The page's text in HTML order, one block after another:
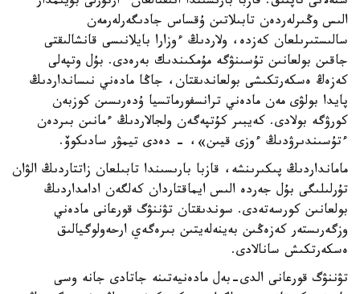
الىس وڭىرلەردەن تابىلاتىن ۇقساس جادىگەرلەرمەن
سالىستىرىلعان كەزدە، ولاردىڭ ءوزارا بايلانىسى قانشالىقتى
جاقىن بولعانىن تۇسىنۋگە مۇمكىندىك بەرەدى. بۇل وتپەلى
كەزەڭ ەسكەرتكىشى بولعاندىقتان، جاڭا مادەني نىسانداردىڭ
پايدا بولۋى مەن مادەني ترانسفورماتسيا ۇدەرىسىن كوزبەن
كورۋگە بولادى. كەيبىر كۇتپەگەن ولجالاردىڭ ءمانىن بىردەن
ءتۇسىندىرۋدىڭ ءوزى قيىن»، - دەدى تيمۋر سادىكوۆ.
مامانداردىڭ پىكىرىنشە، قازبا بارىسىندا تابىلعان زاتتاردىڭ الۋان
تۇرلىلىگى بۇل جەردە الىس ايماقتاردان كەلگەن ادامداردىڭ
بولعانىن كورسەتەدى. سوندىقتان تۋننۋگ قورعانى مادەني
وزگەرىستەر كەزەڭىن بەينەلەيتىن بىرەگەي ارحەولوگيالىق
ەسكەرتكىش سانالادى.
تۋننۋگ قورعانى الدى-بەل مادەنيەتىنە جاتادى جانە وسى